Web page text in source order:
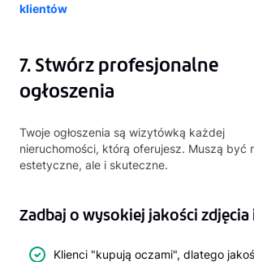
klientów
7. Stwórz profesjonalne
ogłoszenia
Twoje ogłoszenia są wizytówką każdej
nieruchomości, którą oferujesz. Muszą być
estetyczne, ale i skuteczne.
Zadbaj o wysokiej jakości zdjęcia
Klienci "kupują oczami", dlatego